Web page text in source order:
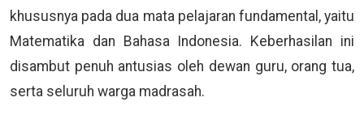
khususnya pada dua mata pelajaran fundamental, yaitu
Matematika dan Bahasa Indonesia. Keberhasilan ini
disambut penuh antusias oleh dewan guru, orang tua,
serta seluruh warga madrasah.